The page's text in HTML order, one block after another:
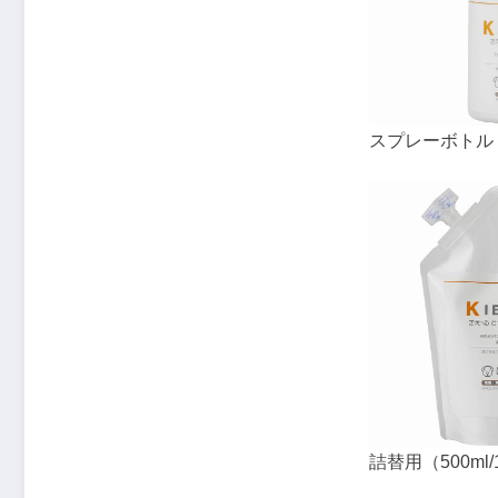
スプレーボトル
詰替用（500ml/